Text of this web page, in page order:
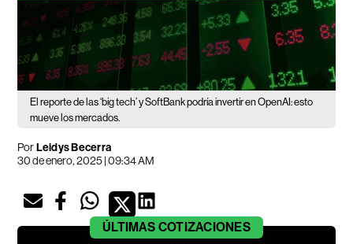
El reporte de las ‘big tech’ y SoftBank podría invertir en OpenAI: esto
mueve los mercados.
PorLeidys Becerra
30 de enero, 2025 | 09:34 AM
ÚLTIMAS COTIZACIONES